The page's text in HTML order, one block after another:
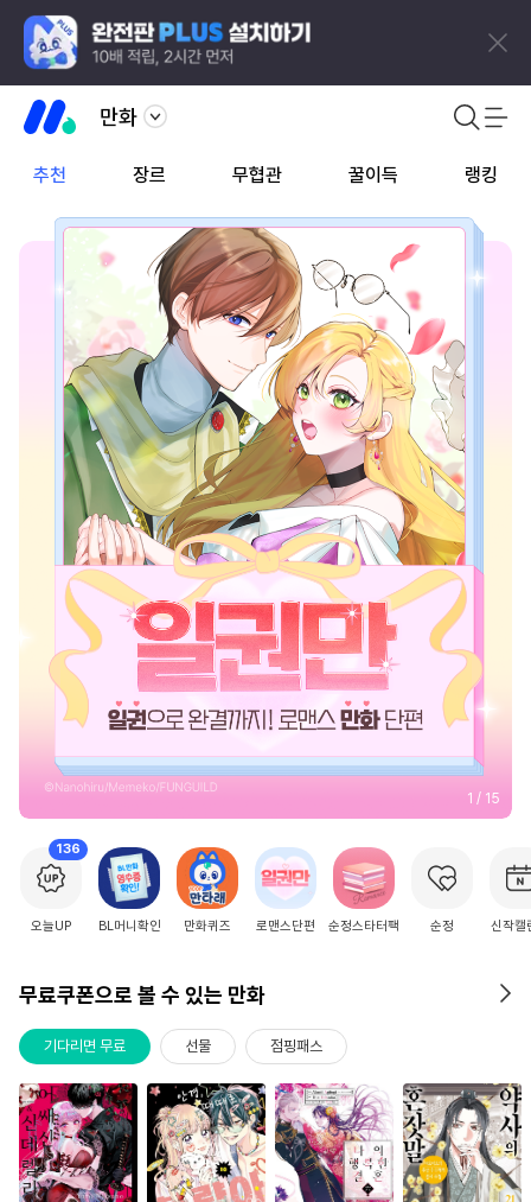
만화
추천 장르 무협관 꿀이득 랭킹
2 / 15
136
오늘UP BL머니확인 만화퀴즈 로맨스단편 순정스타터팩 순정 신작캘
무료쿠폰으로 볼 수 있는 만화
기다리면 무료 선물 점핑패스